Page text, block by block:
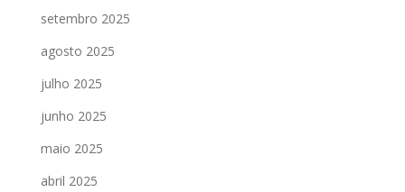
setembro 2025
agosto 2025
julho 2025
junho 2025
maio 2025
abril 2025